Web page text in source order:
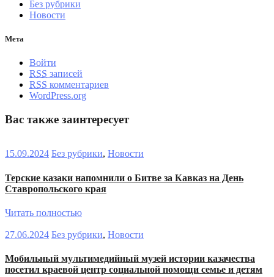
Без рубрики
Новости
Мета
Войти
RSS записей
RSS комментариев
WordPress.org
Вас также заинтересует
15.09.2024 Без рубрики, Новости
Терские казаки напомнили о Битве за Кавказ на День
Ставропольского края
Читать полностью
27.06.2024 Без рубрики, Новости
Мобильный мультимедийный музей истории казачества
посетил краевой центр социальной помощи семье и детям